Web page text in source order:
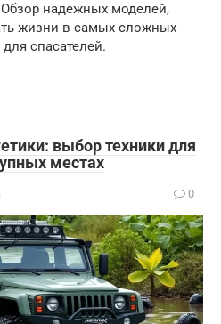
надежных моделей,
жизни в самых сложных
спасателей.
выбор техники для
местах
0